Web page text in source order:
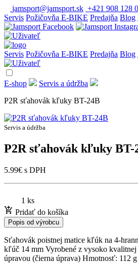
jamsport@jamsport.sk +421 908 128
Servis Požičovňa E-BIKE Predajňa Blog
Servis Požičovňa E-BIKE Predajňa Blog
E-shop
Servis a údržba
P2R sťahovák kľuky BT-24B
Servis a údržba
P2R sťahovák kľuky BT-
5.99€ s DPH
1 ks
Pridať do košíka
Popis od výrobcu
Sťahovák poistnej matice kľúk na 4-
kľúč 14 mm Vyrobené z vysoko
úpravou (čierna úprava) Hmotnosť: 112